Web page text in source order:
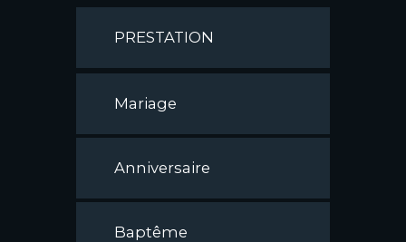
PRESTATION
Mariage
Anniversaire
Baptême